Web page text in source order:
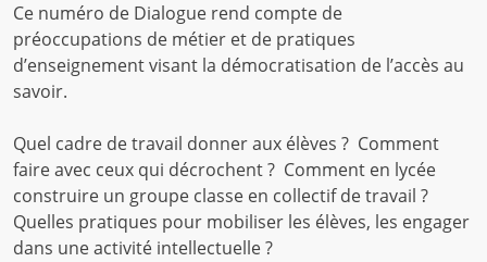
Ce numéro de Dialogue rend compte de
préoccupations de métier et de pratiques
d’enseignement visant la démocratisation de l’accès au
savoir.
Quel cadre de travail donner aux élèves ? Comment
faire avec ceux qui décrochent ? Comment en lycée
construire un groupe classe en collectif de travail ?
Quelles pratiques pour mobiliser les élèves, les engager
dans une activité intellectuelle ?